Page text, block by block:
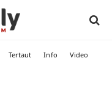
Tertaut Info Video